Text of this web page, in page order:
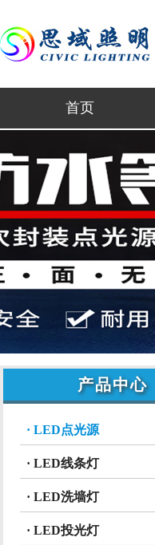
首页
产品中心
· LED点光源
· LED线条灯
· LED洗墙灯
· LED投光灯